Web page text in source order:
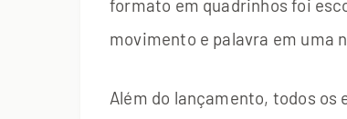
formato em quadrinhos foi
movimento e palavra em uma
Além do lançamento, todos